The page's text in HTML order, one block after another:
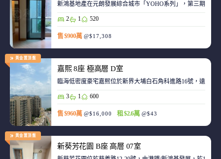
2 1 520
售 $900萬 @$17,308
黃金置頂盤
嘉熙 8座 極高層 D室
臨海低密度豪宅嘉熙位於新界大埔白石角科進路16號，遠離
3 1 600
售 $960萬 @$16,000 租 $2.6萬 @$43
黃金置頂盤
新葵芳花園 B座 高層 07室